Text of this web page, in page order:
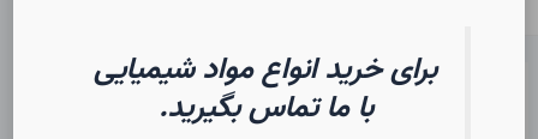
نیترات در شیمی
برای خرید انواع مواد شیمیایی
با ما تماس بگیرید.